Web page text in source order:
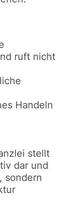
ruft nicht
Handeln
stellt
dar und
sondern